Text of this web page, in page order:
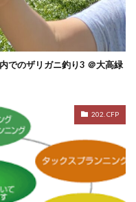
でのザリガニ釣り3 ＠大高緑
202. CFP